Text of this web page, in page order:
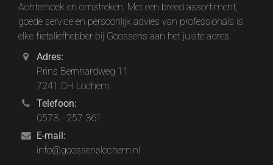
Achterhoek en omstreken. Met een breed assortiment,
goede service en persoonlijk advies van professionals is
elke fietsliefhebber bij Goossens aan het juiste adres.
Adres:
Prins Bernhardweg 11
7241 DH Lochem
Telefoon:
0573 - 257 361
E-mail:
info@goossenslochem.nl